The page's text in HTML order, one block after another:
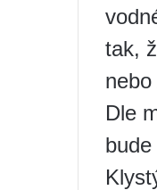
tak,
Dle